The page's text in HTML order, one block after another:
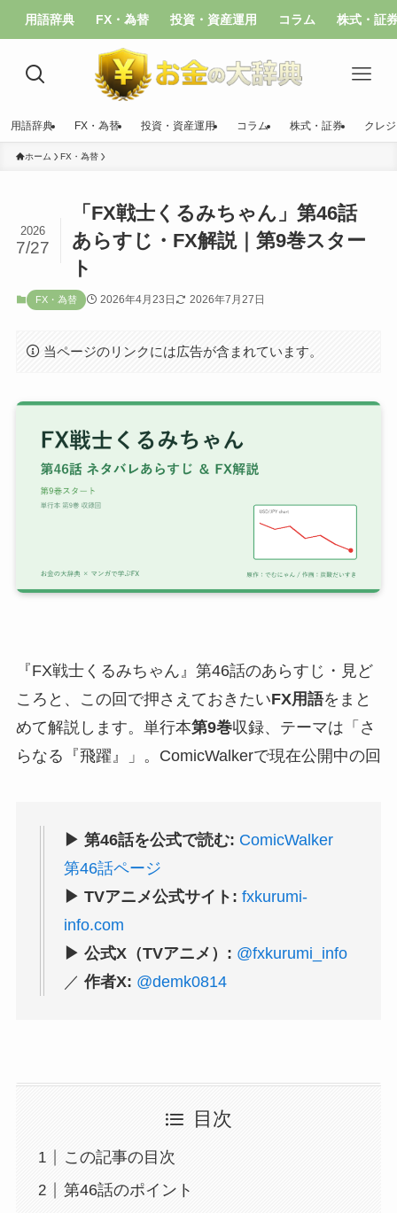
用語辞典 FX・為替 投資・資産運用 コラム 株式・証
用語辞典 FX・為替 投資・資産運用 コラム 株式・証券 クレ
ホーム FX・為替
「FX戦士くるみちゃん」第46話
あらすじ・FX解説｜第9巻スター
ト
2026
7/27
FX・為替 2026年4月23日 2026年7月27日
当ページのリンクには広告が含まれています。
『FX戦士くるみちゃん』第46話のあらすじ・見ど
ころと、この回で押さえておきたいFX用語をまと
めて解説します。単行本第9巻収録、テーマは「さ
らなる『飛躍』」。ComicWalkerで現在公開中の回
▶ 第46話を公式で読む: ComicWalker
第46話ページ
▶ TVアニメ公式サイト: fxkurumi-
info.com
▶ 公式X（TVアニメ）: @fxkurumi_info
／ 作者X: @demk0814
目次
この記事の目次
第46話のポイント